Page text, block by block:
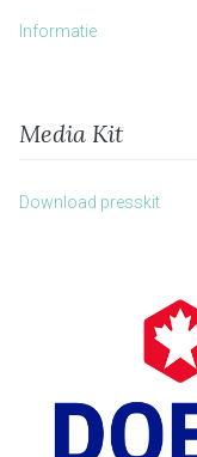
Informatie
Media Kit
Download presskit